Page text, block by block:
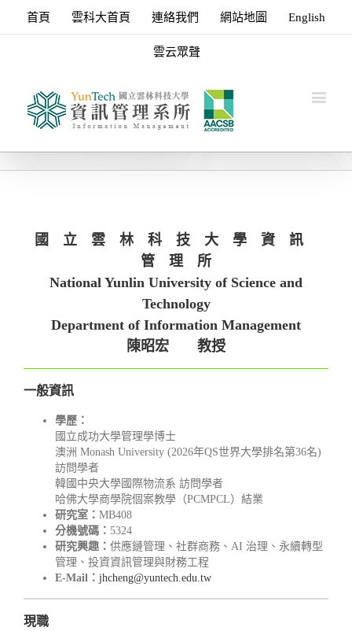
首頁 雲科大首頁 連絡我們 網站地圖 English
雲云眾聲
國 立 雲 林 科 技 大 學 資 訊
管 理 所
National Yunlin University of Science and
Technology
Department of Information Management
陳昭宏
教授
一般資訊
學歷：
國立成功大學管理學博士
澳洲 Monash University (2026年QS世界大學排名第36名)
訪問學者
韓國中央大學國際物流系 訪問學者
哈佛大學商學院個案教學（PCMPCL）結業
研究室： MB408
分機號碼： 5324
研究興趣： 供應鏈管理、社群商務、AI 治理、永續轉型
管理、投資資訊管理與財務工程
E-Mail： jhcheng@yuntech.edu.tw
現職